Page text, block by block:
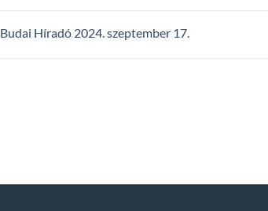
Budai Híradó 2024. szeptember 17.